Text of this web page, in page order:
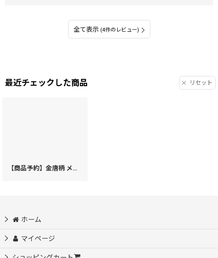
全て表示 (4件のレビュー)
最近チェックした商品 リセット
【商品予約】金唐柄 メガネケース［t］
ホーム
マイページ